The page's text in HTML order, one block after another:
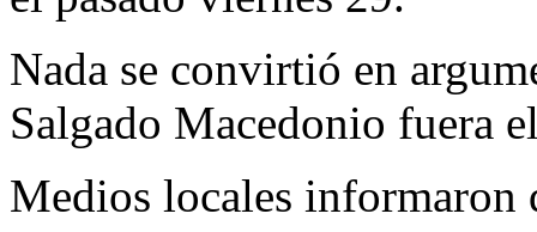
Nada se convirtió en
Salgado Macedonio fuera
Medios locales informaron